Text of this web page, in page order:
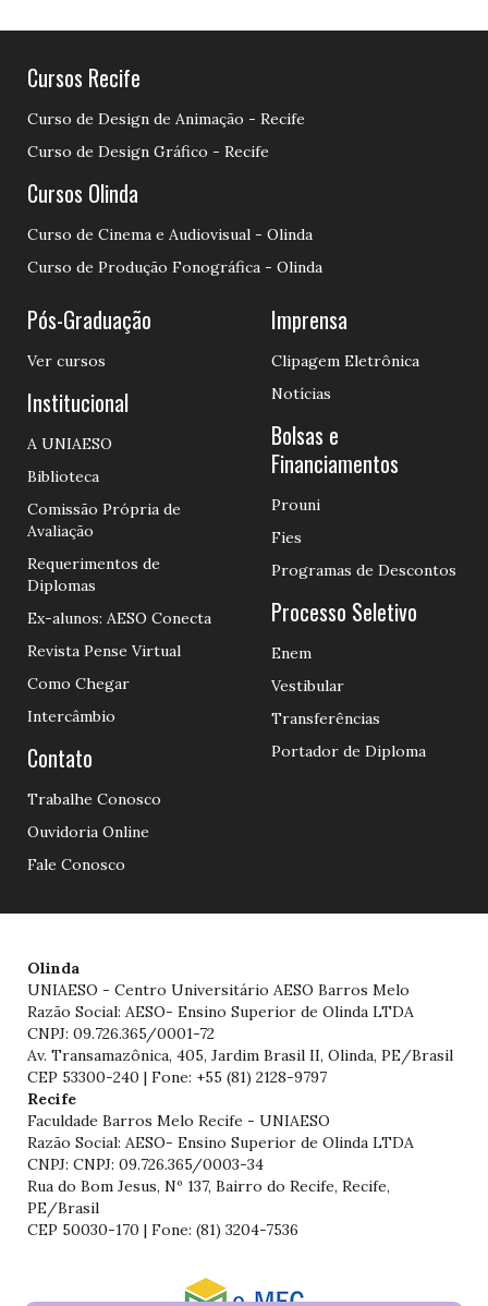
Cursos Recife
Curso de Design de Animação - Recife
Curso de Design Gráfico - Recife
Cursos Olinda
Curso de Cinema e Audiovisual - Olinda
Curso de Produção Fonográfica - Olinda
Pós-Graduação
Ver cursos
Institucional
A UNIAESO
Biblioteca
Comissão Própria de
Avaliação
Requerimentos de
Diplomas
Ex-alunos: AESO Conecta
Revista Pense Virtual
Como Chegar
Intercâmbio
Contato
Trabalhe Conosco
Ouvidoria Online
Fale Conosco
Imprensa
Clipagem Eletrônica
Notícias
Bolsas e
Financiamentos
Prouni
Fies
Programas de Descontos
Processo Seletivo
Enem
Vestibular
Transferências
Portador de Diploma
Olinda
UNIAESO - Centro Universitário AESO Barros Melo
Razão Social: AESO- Ensino Superior de Olinda LTDA
CNPJ: 09.726.365/0001-72
Av. Transamazônica, 405, Jardim Brasil II, Olinda, PE/Brasil
CEP 53300-240 | Fone: +55 (81) 2128-9797
Recife
Faculdade Barros Melo Recife - UNIAESO
Razão Social: AESO- Ensino Superior de Olinda LTDA
CNPJ: CNPJ: 09.726.365/0003-34
Rua do Bom Jesus, Nº 137, Bairro do Recife, Recife,
PE/Brasil
CEP 50030-170 | Fone: (81) 3204-7536